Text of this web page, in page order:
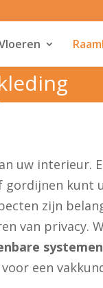
uw interieur.
kunt
zijn
van privacy.
systemen
een